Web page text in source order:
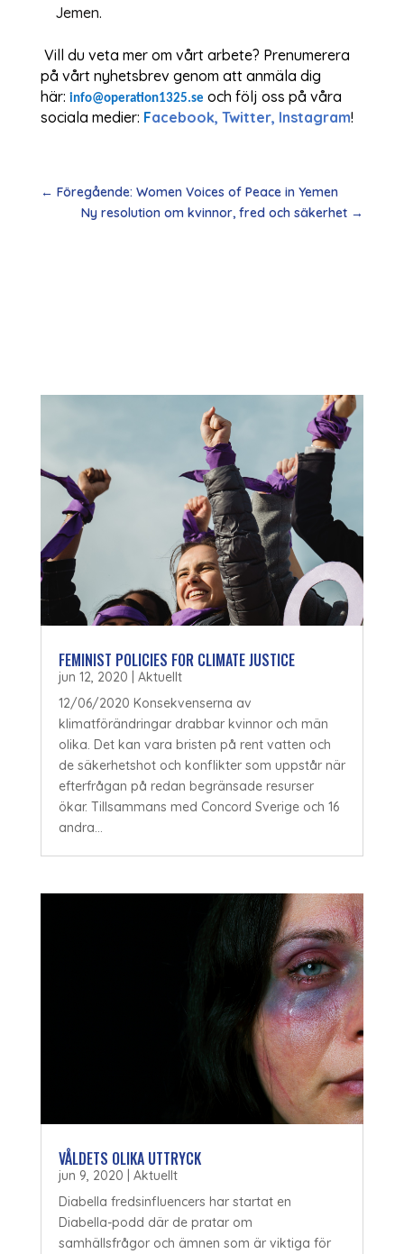
Jemen.
Vill du veta mer om vårt arbete? Prenumerera
på vårt nyhetsbrev genom att anmäla dig
här: info@operation1325.se och följ oss på våra
sociala medier: Facebook, Twitter, Instagram!
← Föregående: Women Voices of Peace in Yemen
Ny resolution om kvinnor, fred och säkerhet →
FEMINIST POLICIES FOR CLIMATE JUSTICE
jun 12, 2020
Aktuellt
12/06/2020 Konsekvenserna av
klimatförändringar drabbar kvinnor och män
olika. Det kan vara bristen på rent vatten och
de säkerhetshot och konflikter som uppstår när
efterfrågan på redan begränsade resurser
ökar. Tillsammans med Concord Sverige och 16
andra...
VÅLDETS OLIKA UTTRYCK
jun 9, 2020
Aktuellt
Diabella fredsinfluencers har startat en
Diabella-podd där de pratar om
samhällsfrågor och ämnen som är viktiga för